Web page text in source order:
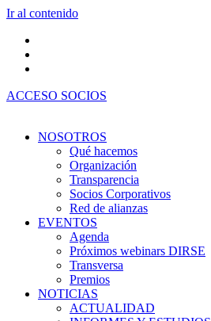
Ir al contenido
ACCESO SOCIOS
NOSOTROS
Qué hacemos
Organización
Transparencia
Socios Corporativos
Red de alianzas
EVENTOS
Agenda
Próximos webinars DIRSE
Transversa
Premios
NOTICIAS
ACTUALIDAD